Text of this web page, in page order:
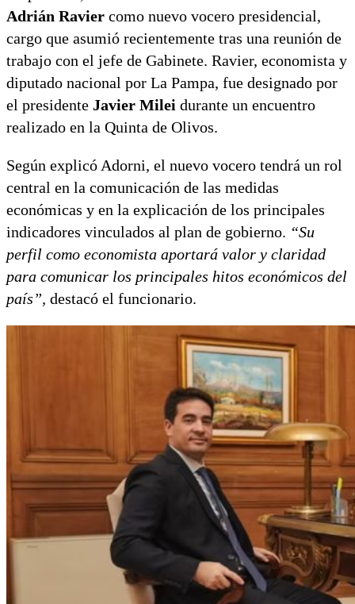
Adrián Ravier como nuevo vocero presidencial,
cargo que asumió recientemente tras una reunión de
trabajo con el jefe de Gabinete. Ravier, economista y
diputado nacional por La Pampa, fue designado por
el presidente Javier Milei durante un encuentro
realizado en la Quinta de Olivos.
Según explicó Adorni, el nuevo vocero tendrá un rol
central en la comunicación de las medidas
económicas y en la explicación de los principales
indicadores vinculados al plan de gobierno. “Su
perfil como economista aportará valor y claridad
para comunicar los principales hitos económicos del
país”, destacó el funcionario.